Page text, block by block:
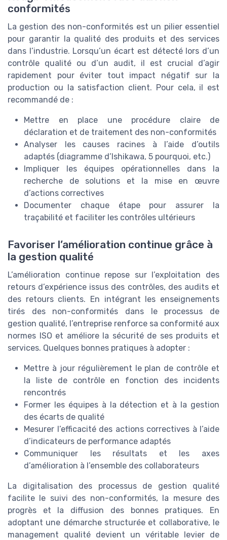
conformités
La gestion des non-conformités est un pilier essentiel
pour garantir la qualité des produits et des services
dans l’industrie. Lorsqu’un écart est détecté lors d’un
contrôle qualité ou d’un audit, il est crucial d’agir
rapidement pour éviter tout impact négatif sur la
production ou la satisfaction client. Pour cela, il est
recommandé de :
Mettre en place une procédure claire de
déclaration et de traitement des non-conformités
Analyser les causes racines à l’aide d’outils
adaptés (diagramme d’Ishikawa, 5 pourquoi, etc.)
Impliquer les équipes opérationnelles dans la
recherche de solutions et la mise en œuvre
d’actions correctives
Documenter chaque étape pour assurer la
traçabilité et faciliter les contrôles ultérieurs
Favoriser l’amélioration continue grâce à
la gestion qualité
L’amélioration continue repose sur l’exploitation des
retours d’expérience issus des contrôles, des audits et
des retours clients. En intégrant les enseignements
tirés des non-conformités dans le processus de
gestion qualité, l’entreprise renforce sa conformité aux
normes ISO et améliore la sécurité de ses produits et
services. Quelques bonnes pratiques à adopter :
Mettre à jour régulièrement le plan de contrôle et
la liste de contrôle en fonction des incidents
rencontrés
Former les équipes à la détection et à la gestion
des écarts de qualité
Mesurer l’efficacité des actions correctives à l’aide
d’indicateurs de performance adaptés
Communiquer les résultats et les axes
d’amélioration à l’ensemble des collaborateurs
La digitalisation des processus de gestion qualité
facilite le suivi des non-conformités, la mesure des
progrès et la diffusion des bonnes pratiques. En
adoptant une démarche structurée et collaborative, le
management qualité devient un véritable levier de